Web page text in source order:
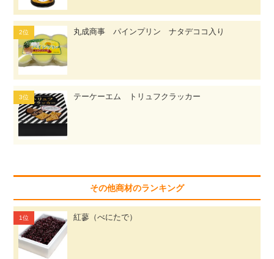
丸成商事 パインプリン ナタデココ入り
テーケーエム トリュフクラッカー
その他商材のランキング
紅蓼（べにたで）